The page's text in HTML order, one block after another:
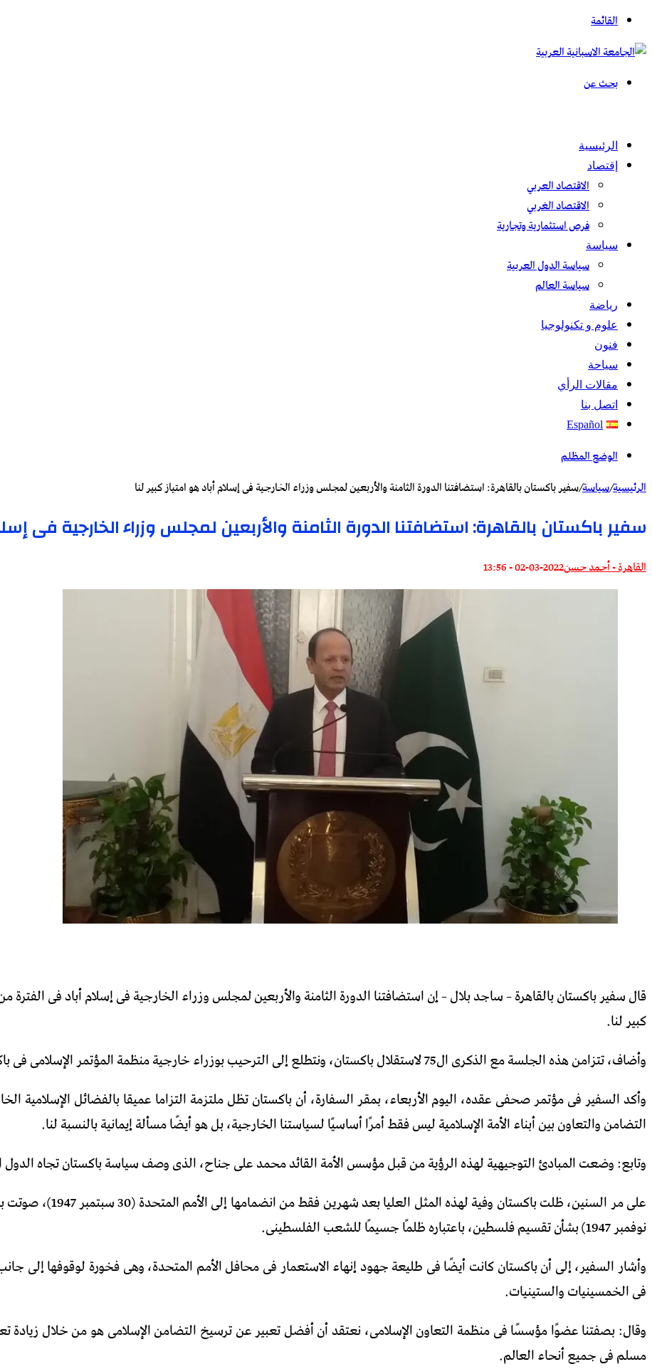
القائمة
بحث عن
الرئيسية
إقتصاد
الاقتصاد العربي
الاقتصاد الغربي
فرص استثمارية وتجارية
سياسة
سياسة الدول العربية
سياسة العالم
رياضة
علوم و تكنولوجيا
فنون
سياحة
مقالات الرأي
اتصل بنا
Español
الوضع المظلم
الرئيسية/سياسة/سفير باكستان بالقاهرة: استضافتنا الدورة الثامنة والأربعين لمجلس وزراء الخارجية فى إسلام أباد هو امتياز كبير لنا
سفير باكستان بالقاهرة: استضافتنا الدورة الثامنة والأربعين لمجلس وزراء الخارجية فى
القاهرة - أحمد حسن2022-03-02 - 13:56
كبير لنا.
وأضاف، تتزامن هذه الجلسة مع الذكرى ال75 لاستقلال باكستان، ونتطلع إلى الترحيب بوزراء خارجية منظمة المؤتمر الإسلامى فى باكستان فى هذه المناسبة الخاصة.
وأكد السفير فى مؤتمر صحفى عقده، اليوم الأربعاء، بمقر السفارة، أن باكستان تظل ملتزمة التزاما عميقا بالفضائل الإسلامية
التضامن والتعاون بين أبناء الأمة الإسلامية ليس فقط أمرًا أساسيًا لسياستنا الخارجية، بل هو أيضًا مسألة إيمانية بالنسبة لنا.
وتابع: وضعت المبادئ التوجيهية لهذه الرؤية من قبل مؤسس الأمة القائد محمد على جناح، الذى وصف سياسة باكستان تجاه الدول
نوفمبر 1947) بشأن تقسيم فلسطين، باعتباره ظلمًا جسيمًا للشعب الفلسطينى.
وأشار السفير، إلى أن باكستان كانت أيضًا فى طليعة جهود إنهاء الاستعمار فى محافل الأمم المتحدة، وهى فخورة لوقوفها إلى
فى الخمسينيات والستينيات.
مسلم فى جميع أنحاء العالم.